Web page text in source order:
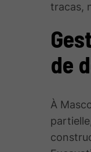
tracas,
de
À